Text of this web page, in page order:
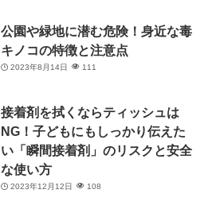
公園や緑地に潜む危険！身近な毒
キノコの特徴と注意点
2023年8月14日 111
接着剤を拭くならティッシュは
NG！子どもにもしっかり伝えた
い「瞬間接着剤」のリスクと安全
な使い方
2023年12月12日 108